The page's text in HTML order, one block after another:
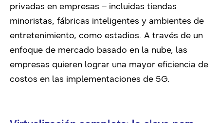
privadas en empresas – incluidas tiendas
minoristas, fábricas inteligentes y ambientes de
entretenimiento, como estadios. A través de un
enfoque de mercado basado en la nube, las
empresas quieren lograr una mayor eficiencia de
costos en las implementaciones de 5G.